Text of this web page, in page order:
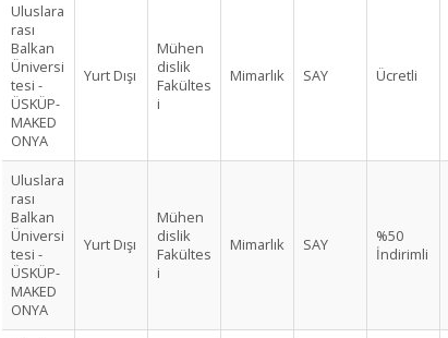
Uluslara
rası
Balkan
Üniversi
tesi -
ÜSKÜP-
MAKED
ONYA
Yurt Dışı
Mühen
dislik
Fakültes
i
Mimarlık SAY Ücretli
Uluslara
rası
Balkan
Üniversi
tesi -
ÜSKÜP-
MAKED
ONYA
Yurt Dışı
Mühen
dislik
Fakültes
i
Mimarlık SAY
%50
İndirimli